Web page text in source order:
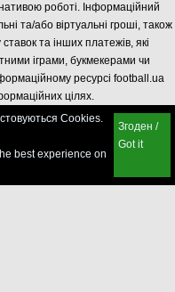
роботі. Інформаційний
та/або віртуальні гроші, також
та інших платежів, які
іграми, букмекерами чи
ресурсі football.ua
цілях.
Cookies.
best experience on
Згоден /
Got it